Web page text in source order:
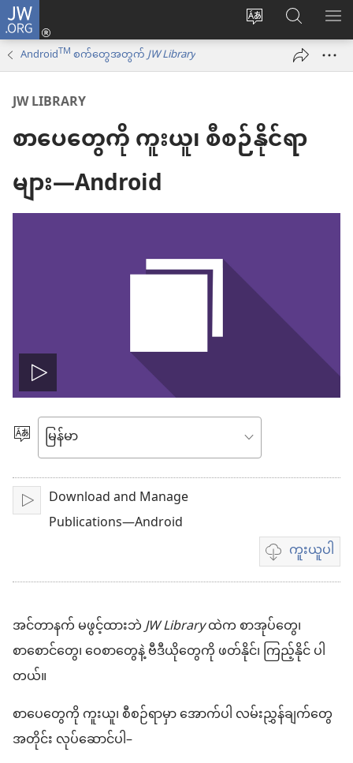
JW.ORG
ဝ
ဘာသာစကား
ကို
ပါ
Log
in
င့်
နေ
တယ်)
JW.ORG
ရှာ
AndroidTMစက်တွေအတွက်JW Library
JW LIBRARY
စာပေတွေကို ကူးယူ၊ စီစဉ်နိုင်ရာ
များ—Android
ဗီ
ဒီ
ယို
ဖွ
ဘာသာစကား
ရွေးချယ်
ပါ
ဖွင့် Download and Manage
Publications—Android
ကူးယူပါ
ဗီဒီယို
ကူး
ယူ
ရာ
မှာ
စရာ
အင်တာနက် မဖွင့်ထားဘဲJW Libraryထဲက စာအုပ်တွေ၊
စာစောင်တွေ၊ ဝေစာတွေနဲ့ ဗီဒီယိုတွေကို ဖတ်နိုင်၊ ကြည့်နိုင် ပါ
တယ်။
စာပေတွေကို ကူးယူ၊ စီစဉ်ရာမှာ အောက်ပါ လမ်းညွှန်ချက်တွေ
အတိုင်း လုပ်ဆောင်ပါ–